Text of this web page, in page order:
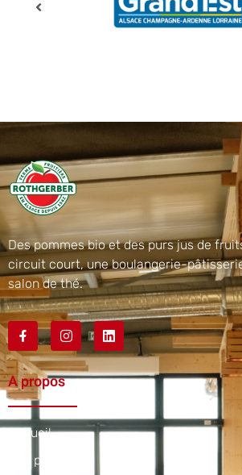
Des pommes bio et des purs jus de
circuit court, une boulangerie-
salon de thé.
A propos
Accueil
Nos produits